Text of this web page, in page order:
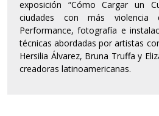
exposición “Cómo Cargar un
ciudades con más
Performance, fotografía e
técnicas abordadas por artistas
Hersilia Álvarez, Bruna Truffa y
creadoras latinoamericanas.